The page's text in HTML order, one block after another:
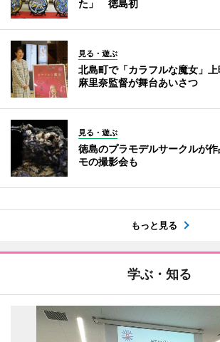
た」 徳島初
見る・遊ぶ
北島町で「カラフルな魔女」
麻里奈監督が舞台あいさつ
見る・遊ぶ
徳島のプラモデルサークルが
モの撮影会も
もっと見る
学ぶ・知る